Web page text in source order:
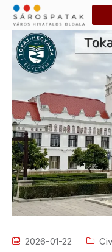
2026-01-22